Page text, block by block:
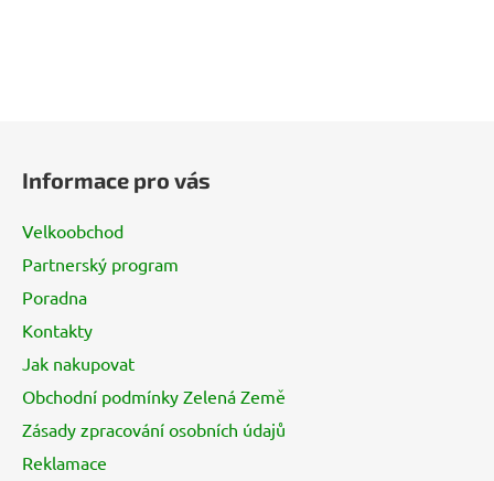
Informace pro vás
Velkoobchod
Partnerský program
Poradna
Kontakty
Jak nakupovat
Obchodní podmínky Zelená Země
Zásady zpracování osobních údajů
Reklamace